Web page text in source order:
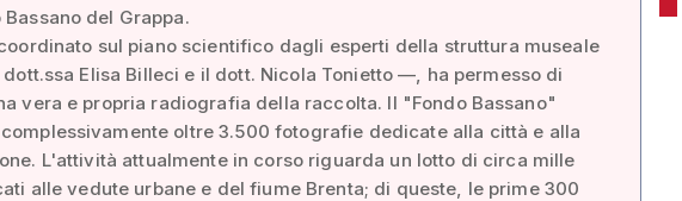
Bassano del Grappa.
sul piano scientifico dagli esperti della struttura museale
Elisa Billeci e il dott. Nicola Tonietto —, ha permesso di
vera e propria radiografia della raccolta. Il "Fondo Bassano"
oltre 3.500 fotografie dedicate alla città e alla
L'attività attualmente in corso riguarda un lotto di circa mille
alle vedute urbane e del fiume Brenta; di queste, le prime 300